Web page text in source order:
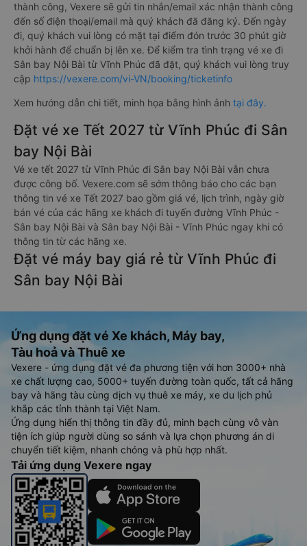
thành công, Vexere sẽ gửi tin nhắn/email xác nhận thành công
đến số điện thoại/email mà quý khách đã đăng ký. Đến ngày
đi, quý khách vui lòng có mặt tại điểm đón trước 30 phút giờ
khởi hành để chuẩn bị lên xe. Để kiểm tra tình trạng vé xe đi
Sân bay Nội Bài từ Vĩnh Phúc đã đặt, quý khách vui lòng truy
cập https://vexere.com/vi-VN/booking/ticketinfo
Xem hướng dẫn chi tiết, minh họa bằng hình ảnh tại đây.
Đặt vé xe Tết 2027 từ Vĩnh Phúc đi Sân
bay Nội Bài
Vé xe tết 2027 từ Vĩnh Phúc đi Sân bay Nội Bài vẫn chưa
được công bố. Vexere.com sẽ sớm thông báo cho các bạn
thông tin vé xe Tết 2027 bao gồm giá vé, lịch trình, ngày giờ
bán vé của các hãng xe khách đi tuyến đường Vĩnh Phúc -
Sân bay Nội Bài và Sân bay Nội Bài - Vĩnh Phúc ngay khi có
thông tin từ các hãng xe.
Đặt vé máy bay giá rẻ từ Vĩnh Phúc đi
Sân bay Nội Bài
Ứng dụng đặt vé Xe khách, Máy bay,
Tàu hoả và Thuê xe
Vexere - ứng dụng đặt vé đa phương tiện với hơn 3000+ nhà
xe chất lượng cao, 5000+ tuyến đường toàn quốc, tất cả hãng
bay và hãng tàu cùng dịch vụ thuê xe máy, xe du lịch phủ
khắp các tỉnh thành tại Việt Nam.
Ứng dụng hiển thị thông tin đầy đủ, minh bạch cùng vô vàn
tiện ích giúp người dùng so sánh và lựa chọn phương án di
chuyển tiết kiệm, nhanh chóng và phù hợp nhất.
Tải ứng dụng Vexere ngay